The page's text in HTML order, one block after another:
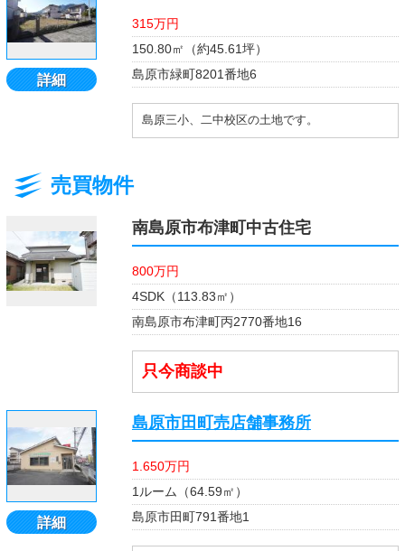
詳細
315万円
150.80㎡（約45.61坪）
島原市緑町8201番地6
島原三小、二中校区の土地です。
売買物件
南島原市布津町中古住宅
800万円
4SDK（113.83㎡）
南島原市布津町丙2770番地16
只今商談中
詳細
島原市田町売店舗事務所
1.650万円
1ルーム（64.59㎡）
島原市田町791番地1